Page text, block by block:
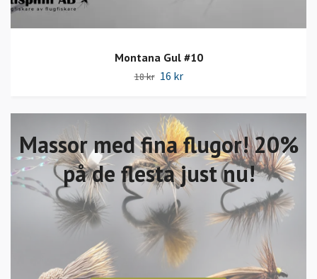
Massor med fina flugor! 20%
på de flesta just nu!
Montana Gul #10
18 kr 16 kr